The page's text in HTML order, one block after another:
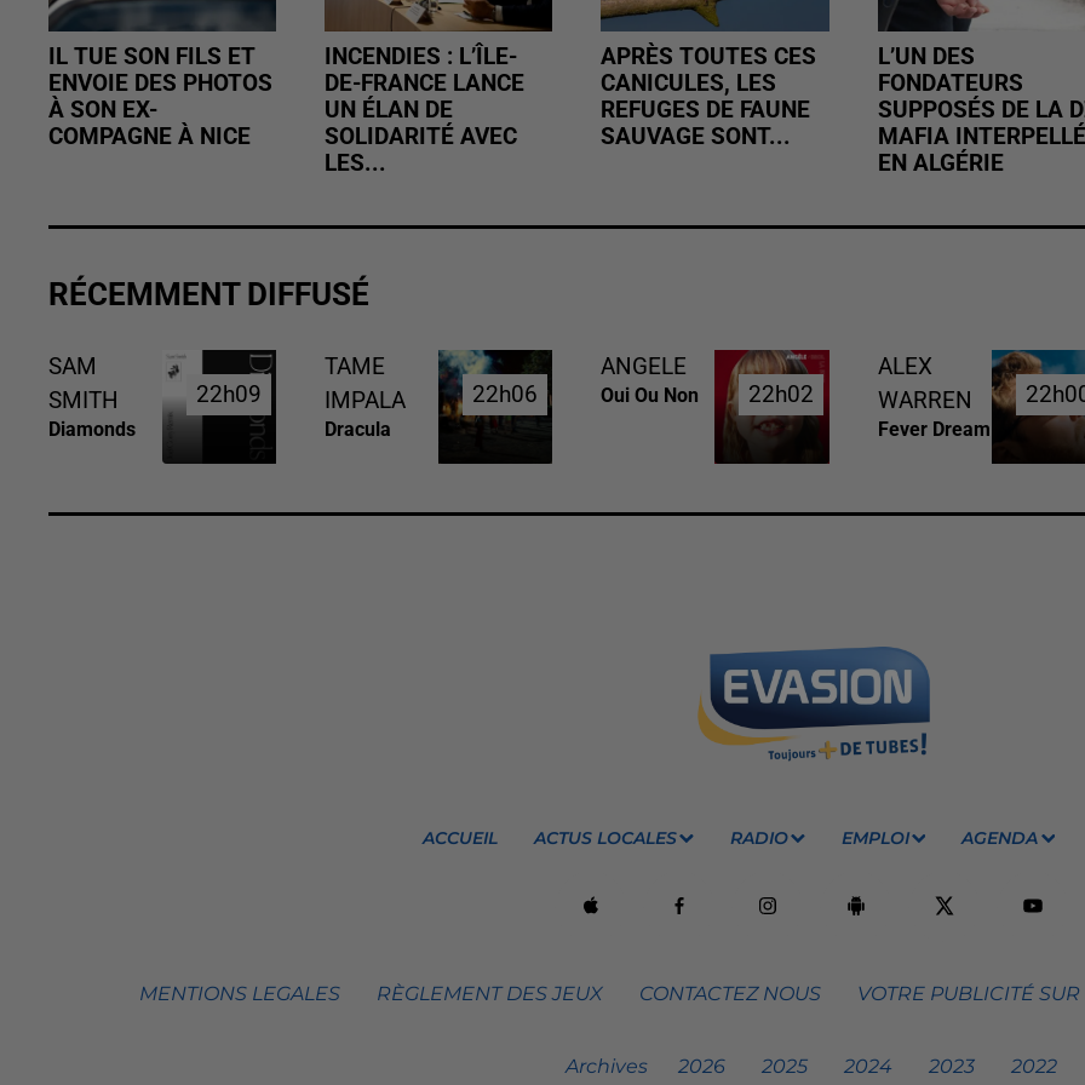
IL TUE SON FILS ET
ENVOIE DES PHOTOS
À SON EX-
COMPAGNE À NICE
INCENDIES : L’ÎLE-
DE-FRANCE LANCE
UN ÉLAN DE
SOLIDARITÉ AVEC
LES...
APRÈS TOUTES CES
CANICULES, LES
REFUGES DE FAUNE
SAUVAGE SONT...
L’UN DES
FONDATEURS
SUPPOSÉS DE LA
MAFIA INTERPELLÉ
EN ALGÉRIE
RÉCEMMENT DIFFUSÉ
SAM
SMITH
Diamonds
22h09
22h09
TAME
IMPALA
Dracula
22h06
22h06
ANGELE
Oui Ou Non 22h02
22h02
ALEX
WARREN
Fever Dream
ACCUEIL ACTUS LOCALES RADIO EMPLOI AGENDA
MENTIONS LEGALES RÈGLEMENT DES JEUX CONTACTEZ NOUS VOTRE PUBLICITÉ
Archives 2026 2025 2024 2023 2022